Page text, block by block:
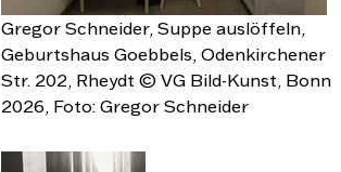
Gregor Schneider, Suppe auslöffeln,
Geburtshaus Goebbels, Odenkirchener
Str. 202, Rheydt © VG Bild-Kunst, Bonn
2026, Foto: Gregor Schneider